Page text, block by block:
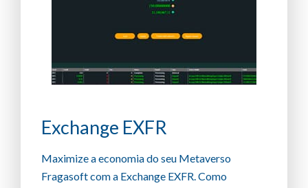
Exchange EXFR
Maximize a economia do seu Metaverso
Fragasoft com a Exchange EXFR. Como